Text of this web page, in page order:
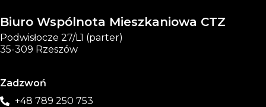
Biuro Wspólnota Mieszkaniowa CTZ
Podwisłocze 27/L1 (parter)
35-309 Rzeszów
Zadzwoń
+48 789 250 753